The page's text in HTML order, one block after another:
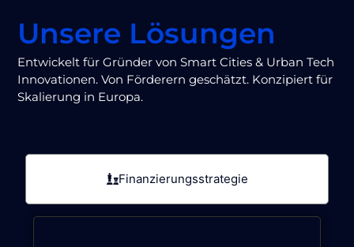
Unsere Lösungen
Entwickelt für Gründer von Smart Cities & Urban Tech
Innovationen. Von Förderern geschätzt. Konzipiert für
Skalierung in Europa.
Finanzierungsstrategie